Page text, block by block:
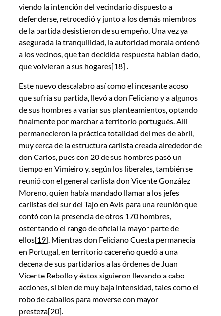
viendo la intención del vecindario dispuesto a
defenderse, retrocedió y junto a los demás miembros
de la partida desistieron de su empeño. Una vez ya
asegurada la tranquilidad, la autoridad morala ordenó
a los vecinos, que tan decidida respuesta habían dado,
que volvieran a sus hogares[18] .
Este nuevo descalabro así como el incesante acoso
que sufría su partida, llevó a don Feliciano y a algunos
de sus hombres a variar sus planteamientos, optando
finalmente por marchar a territorio portugués. Allí
permanecieron la práctica totalidad del mes de abril,
muy cerca de la estructura carlista creada alrededor de
don Carlos, pues con 20 de sus hombres pasó un
tiempo en Vimieiro y, según los liberales, también se
reunió con el general carlista don Vicente González
Moreno, quien había mandado llamar a los jefes
carlistas del sur del Tajo en Avís para una reunión que
contó con la presencia de otros 170 hombres,
ostentando el rango de oficial la mayor parte de
ellos[19]. Mientras don Feliciano Cuesta permanecía
en Portugal, en territorio cacereño quedó a una
decena de sus partidarios a las órdenes de Juan
Vicente Rebollo y éstos siguieron llevando a cabo
acciones, si bien de muy baja intensidad, tales como el
robo de caballos para moverse con mayor
presteza[20].